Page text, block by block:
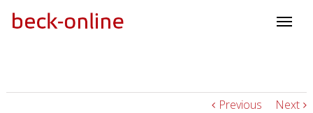
Previous Next